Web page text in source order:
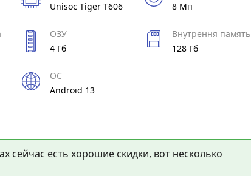
Unisoc Tiger T606
8 Мп
ОЗУ
4 Гб
Внутрення память
128 Гб
ОС
Android 13
сейчас есть хорошие скидки, вот несколько